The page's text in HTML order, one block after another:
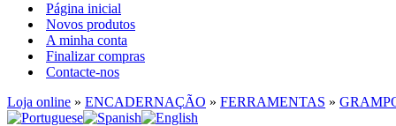
Página inicial
Novos produtos
A minha conta
Finalizar compras
Contacte-nos
Loja online » ENCADERNAÇÃO » FERRAMENTAS »